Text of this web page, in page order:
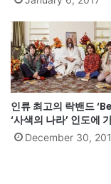
인류 최고의 락밴드
‘사색의 나라’ 인도에
December 30,